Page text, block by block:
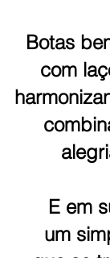
Botas
com
E em
um